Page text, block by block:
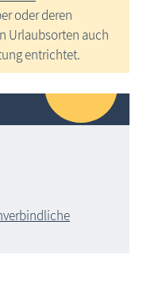
oder deren
Urlaubsorten auch
entrichtet.